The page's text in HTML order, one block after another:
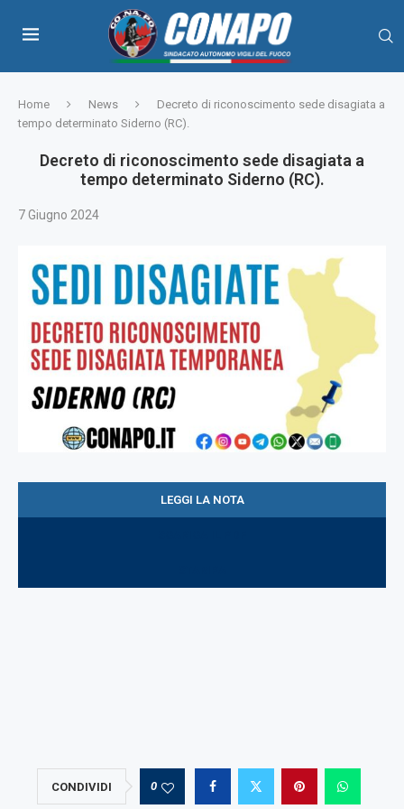
Home News
Decreto di riconoscimento sede disagiata a
tempo determinato Siderno (RC).
Decreto di riconoscimento sede disagiata a
tempo determinato Siderno (RC).
7 Giugno 2024
LEGGI LA NOTA
CONDIVIDI 0